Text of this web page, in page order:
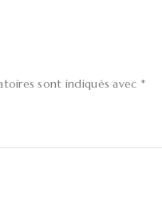
sont indiqués avec *